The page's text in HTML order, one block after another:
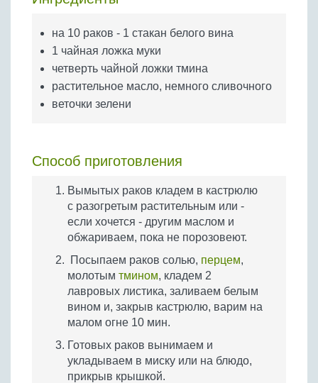
Бобовые
Яйца
Крупы
на 10 раков - 1 стакан белого вина
1 чайная ложка муки
четверть чайной ложки тмина
растительное масло, немного сливочного
веточки зелени
Способ приготовления
Вымытых раков кладем в кастрюлю
с разогретым растительным или -
если хочется - другим маслом и
обжариваем, пока не порозовеют.
Посыпаем раков солью, перцем,
молотым тмином, кладем 2
лавровых листика, заливаем белым
вином и, закрыв кастрюлю, варим на
малом огне 10 мин.
Готовых раков вынимаем и
укладываем в миску или на блюдо,
прикрыв крышкой.